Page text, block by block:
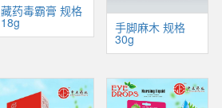
藏药毒霸膏 规格
18g 手脚麻木 规格
30g